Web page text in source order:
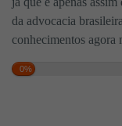
da advocacia
conhecimentos agora
0%